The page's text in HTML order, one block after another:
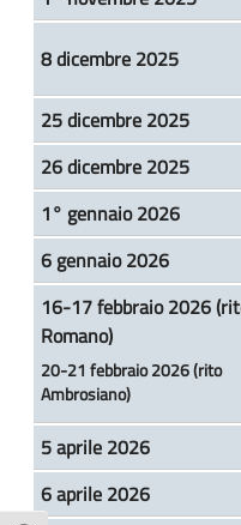
8 dicembre 2025
25 dicembre 2025
26 dicembre 2025
1° gennaio 2026
6 gennaio 2026
16-17 febbraio 2026
Romano)
20-21 febbraio 2026 (rito
Ambrosiano)
5 aprile 2026
6 aprile 2026